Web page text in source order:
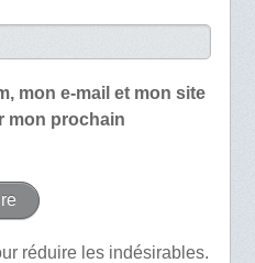
mon e-mail et mon site
mon prochain
réduire les indésirables.